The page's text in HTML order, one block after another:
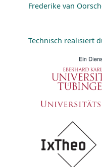
Frederike van
Technisch realisiert